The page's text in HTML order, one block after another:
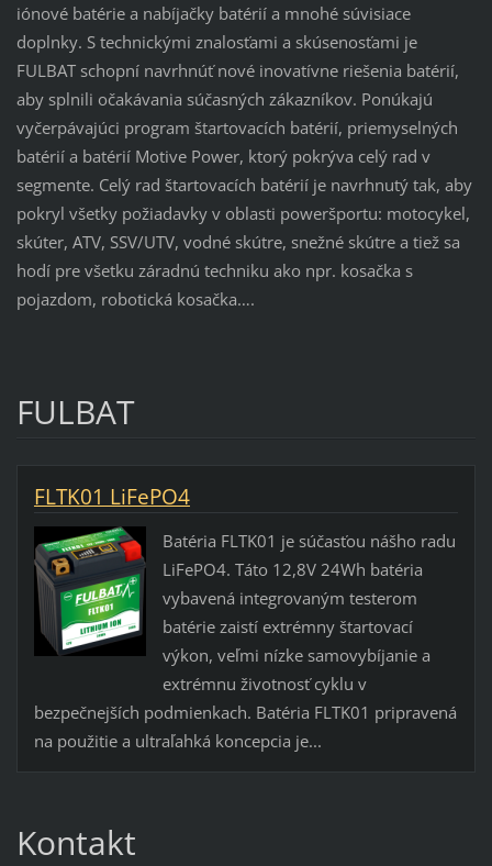
iónové batérie a nabíjačky batérií a mnohé súvisiace
doplnky. S technickými znalosťami a skúsenosťami je
FULBAT schopní navrhnúť nové inovatívne riešenia batérií,
aby splnili očakávania súčasných zákazníkov. Ponúkajú
vyčerpávajúci program štartovacích batérií, priemyselných
batérií a batérií Motive Power, ktorý pokrýva celý rad v
segmente. Celý rad štartovacích batérií je navrhnutý tak, aby
pokryl všetky požiadavky v oblasti poweršportu: motocykel,
skúter, ATV, SSV/UTV, vodné skútre, snežné skútre a tiež sa
hodí pre všetku záradnú techniku ako npr. kosačka s
pojazdom, robotická kosačka….
FULBAT
FLTK01 LiFePO4
Batéria FLTK01 je súčasťou nášho radu
LiFePO4. Táto 12,8V 24Wh batéria
vybavená integrovaným testerom
batérie zaistí extrémny štartovací
výkon, veľmi nízke samovybíjanie a
extrémnu životnosť cyklu v
bezpečnejších podmienkach. Batéria FLTK01 pripravená
na použitie a ultraľahká koncepcia je...
Kontakt